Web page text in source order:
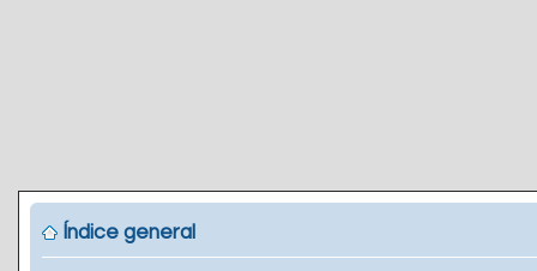
Índice general